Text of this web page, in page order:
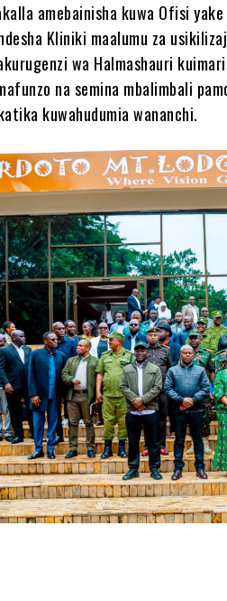
amebainisha kuwa Ofisi
Kliniki maalumu za
wa Halmashauri
na semina mbalimbali
kuwahudumia wananchi.